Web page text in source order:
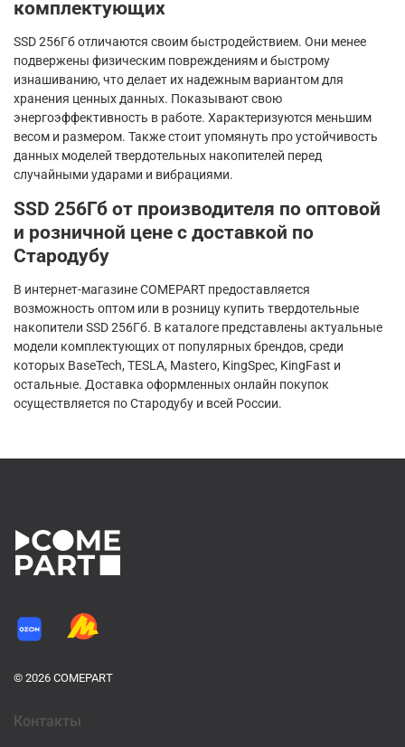
комплектующих
SSD 256Гб отличаются своим быстродействием. Они менее
подвержены физическим повреждениям и быстрому
изнашиванию, что делает их надежным вариантом для
хранения ценных данных. Показывают свою
энергоэффективность в работе. Характеризуются меньшим
весом и размером. Также стоит упомянуть про устойчивость
данных моделей твердотельных накопителей перед
случайными ударами и вибрациями.
SSD 256Гб от производителя по оптовой
и розничной цене с доставкой по
Стародубу
В интернет-магазине COMEPART предоставляется
возможность оптом или в розницу купить твердотельные
накопители SSD 256Гб. В каталоге представлены актуальные
модели комплектующих от популярных брендов, среди
которых BaseTech, TESLA, Mastero, KingSpec, KingFast и
остальные. Доставка оформленных онлайн покупок
осуществляется по Стародубу и всей России.
© 2026 COMEPART
Контакты